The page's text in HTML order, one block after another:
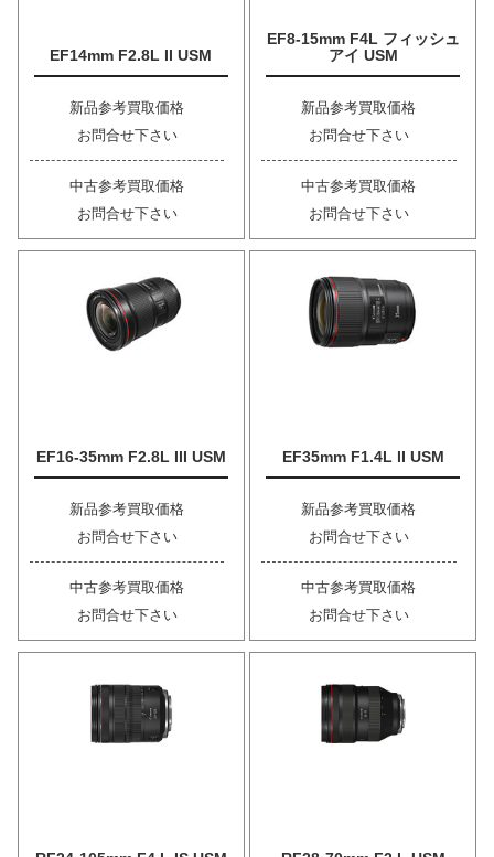
EF14mm F2.8L II USM
新品参考買取価格
お問合せ下さい
中古参考買取価格
お問合せ下さい
EF8-15mm F4L フィッシュ
アイ USM
新品参考買取価格
お問合せ下さい
中古参考買取価格
お問合せ下さい
EF16-35mm F2.8L III USM
新品参考買取価格
お問合せ下さい
中古参考買取価格
お問合せ下さい
EF35mm F1.4L II USM
新品参考買取価格
お問合せ下さい
中古参考買取価格
お問合せ下さい